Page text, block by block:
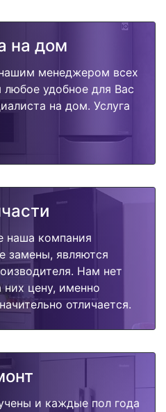
на дом
менеджером всех
любое удобное для Вас
на дом. Услуга
наша компания
замены, являются
Нам нет
цену, именно
отличается.
и каждые пол года